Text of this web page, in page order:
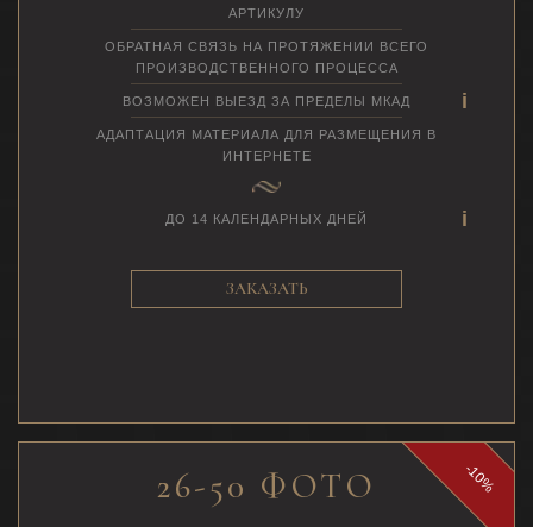
АРТИКУЛУ
ОБРАТНАЯ СВЯЗЬ НА ПРОТЯЖЕНИИ ВСЕГО
ПРОИЗВОДСТВЕННОГО ПРОЦЕССА
ВОЗМОЖЕН ВЫЕЗД ЗА ПРЕДЕЛЫ МКАД
АДАПТАЦИЯ МАТЕРИАЛА ДЛЯ РАЗМЕЩЕНИЯ В
ИНТЕРНЕТЕ
ДО 14 КАЛЕНДАРНЫХ ДНЕЙ
ЗАКАЗАТЬ
-10%
26-50 ФОТО